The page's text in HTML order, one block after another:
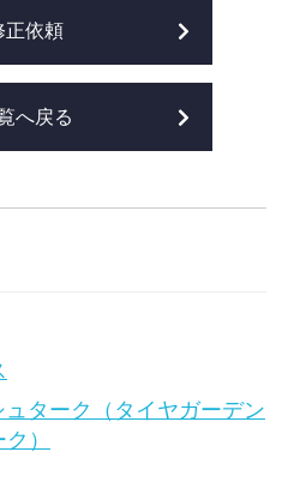
正依頼
へ戻る
ターク（タイヤガーデン
）